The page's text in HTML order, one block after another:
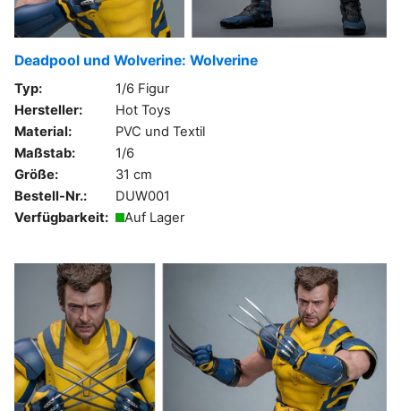
Deadpool und Wolverine: Wolverine
Typ:
1/6 Figur
Hersteller:
Hot Toys
Material:
PVC und Textil
Maßstab:
1/6
Größe:
31 cm
Bestell-Nr.:
DUW001
Verfügbarkeit:
Auf Lager